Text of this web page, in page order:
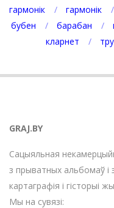
гармонік
гармонік
бубен
барабан
кларнет
GRAJ.BY
Сацыяльная
з прыватных альбомаў і
картаграфія і гісторыі
Мы на сувязі: